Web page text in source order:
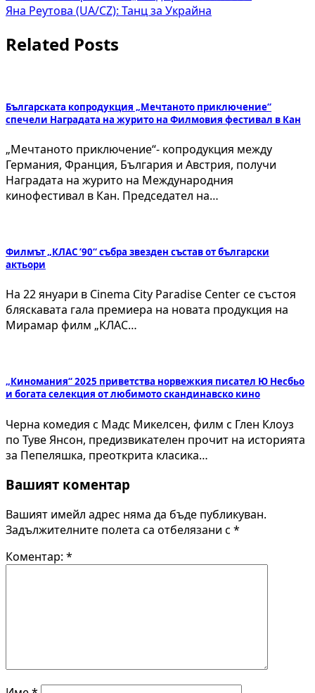
Яна Реутова (UA/CZ): Танц за Украйна
Related Posts
Българската копродукция „Мечтаното приключение“
спечели Наградата на журито на Филмовия фестивал в Кан
„Мечтаното приключение“- копродукция между
Германия, Франция, България и Австрия, получи
Наградата на журито на Международния
кинофестивал в Кан. Председател на…
Филмът „КЛАС ’90“ събра звезден състав от български
актьори
На 22 януари в Cinema City Paradise Center се състоя
бляскавата гала премиера на новата продукция на
Мирамар филм „КЛАС…
„Киномания“ 2025 приветства норвежкия писател Ю Несбьо
и богата селекция от любимото скандинавско кино
Черна комедия с Мадс Микелсен, филм с Глен Клоуз
по Туве Янсон, предизвикателен прочит на историята
за Пепеляшка, преоткрита класика…
Вашият коментар
Вашият имейл адрес няма да бъде публикуван.
Задължителните полета са отбелязани с *
Коментар: *